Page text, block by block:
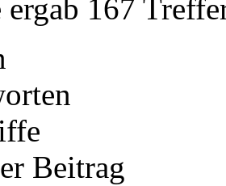
ergab 167
Beitrag